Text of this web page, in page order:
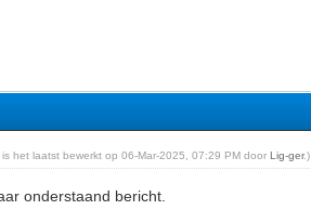
is het laatst bewerkt op 06-Mar-2025, 07:29 PM doorLig-ger.)
onderstaand bericht.